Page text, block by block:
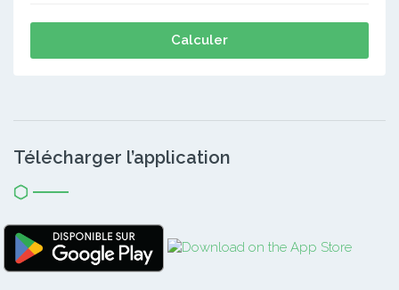
Calculer
Télécharger l’application